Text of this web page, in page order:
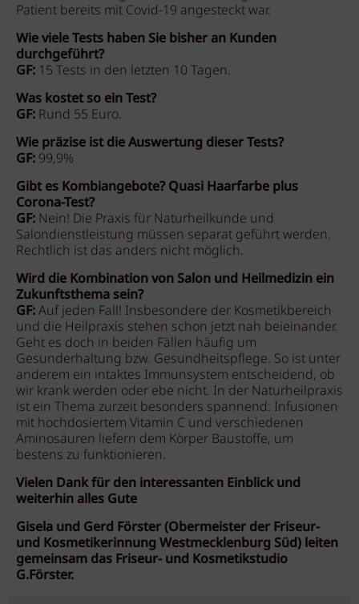
Patient bereits mit Covid-19 angesteckt war.
Wie viele Tests haben Sie bisher an Kunden
durchgeführt?
GF: 15 Tests in den letzten 10 Tagen.
Was kostet so ein Test?
GF: Rund 55 Euro.
Wie präzise ist die Auswertung dieser Tests?
GF: 99,9%
Gibt es Kombiangebote? Quasi Haarfarbe plus
Corona-Test?
GF: Nein! Die Praxis für Naturheilkunde und
Salondienstleistung müssen separat geführt werden.
Rechtlich ist das anders nicht möglich.
Wird die Kombination von Salon und Heilmedizin ein
Zukunftsthema sein?
GF:Auf jeden Fall! Insbesondere der Kosmetikbereich
und die Heilpraxis stehen schon jetzt nah beieinander.
Geht es doch in beiden Fällen häufig um
Gesunderhaltung bzw. Gesundheitspflege. So ist unter
anderem ein intaktes Immunsystem entscheidend, ob
wir krank werden oder ebe nicht. In der Naturheilpraxis
ist ein Thema zurzeit besonders spannend: Infusionen
mit hochdosiertem Vitamin C und verschiedenen
Aminosäuren liefern dem Körper Baustoffe, um
bestens zu funktionieren.
Vielen Dank für den interessanten Einblick und
weiterhin alles Gute
Gisela und Gerd Förster (Obermeister der Friseur-
und Kosmetikerinnung Westmecklenburg Süd) leiten
gemeinsam das Friseur- und Kosmetikstudio
G.Förster.